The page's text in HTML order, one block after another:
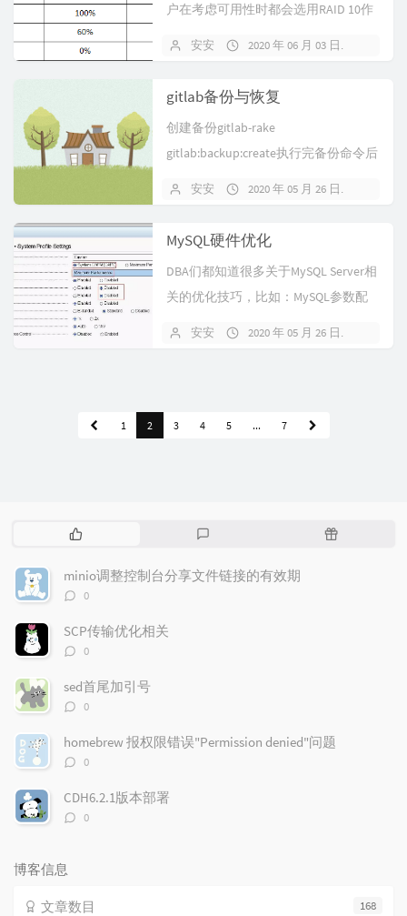
户在考虑可用性时都会选用RAID 10作
安安 2020 年 06 月 03 日
gitlab备份与恢复
创建备份gitlab-rake
gitlab:backup:create执行完备份命令后
安安 2020 年 05 月 26 日
MySQL硬件优化
DBA们都知道很多关于MySQL Server相
关的优化技巧，比如：MySQL参数配
安安 2020 年 05 月 26 日
1 2 3 4 5 ... 7
热
文
章
评
随
minio调整控制台分享文件链接的有效期
评
数：
0
SCP传输优化相关
评
数：
0
sed首尾加引号
评
数：
0
homebrew 报权限错误"Permission denied"问题
评
数：
0
CDH6.2.1版本部署
评
0
博客信息
168
文章数目